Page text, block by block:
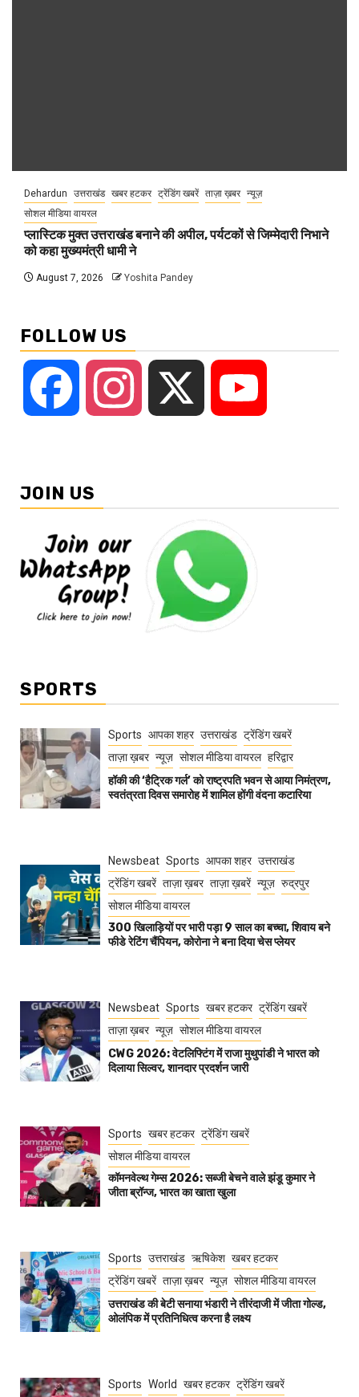
Dehardun उत्तराखंड खबर हटकर ट्रेंडिंग खबरें ताज़ा ख़बर न्यूज़
सोशल मीडिया वायरल
प्लास्टिक मुक्त उत्तराखंड बनाने की अपील, पर्यटकों से जिम्मेदारी निभाने
को कहा मुख्यमंत्री धामी ने
August 7, 2026 Yoshita Pandey
FOLLOW US
Facebook Instagram
JOIN US
SPORTS
Sports आपका शहर उत्तराखंड ट्रेंडिंग खबरें
ताज़ा ख़बर न्यूज़ सोशल मीडिया वायरल हरिद्वार
हॉकी की ‘हैट्रिक गर्ल’ को राष्ट्रपति भवन से आया निमंत्रण,
स्वतंत्रता दिवस समारोह में शामिल होंगी वंदना कटारिया
Newsbeat Sports आपका शहर उत्तराखंड
ट्रेंडिंग खबरें ताज़ा ख़बर ताज़ा ख़बरें न्यूज़ रुद्रपुर
सोशल मीडिया वायरल
300 खिलाड़ियों पर भारी पड़ा 9 साल का बच्चा, शिवाय बने
फीडे रेटिंग चैंपियन, कोरोना ने बना दिया चेस प्लेयर
Newsbeat Sports खबर हटकर ट्रेंडिंग खबरें
ताज़ा ख़बर न्यूज़ सोशल मीडिया वायरल
CWG 2026: वेटलिफ्टिंग में राजा मुथुपांडी ने भारत को
दिलाया सिल्वर, शानदार प्रदर्शन जारी
Sports खबर हटकर ट्रेंडिंग खबरें
सोशल मीडिया वायरल
कॉमनवेल्थ गेम्स 2026: सब्जी बेचने वाले झंडू कुमार ने
जीता ब्रॉन्ज, भारत का खाता खुला
Sports उत्तराखंड ऋषिकेश खबर हटकर
ट्रेंडिंग खबरें ताज़ा ख़बर न्यूज़ सोशल मीडिया वायरल
उत्तराखंड की बेटी सनाया भंडारी ने तीरंदाजी में जीता गोल्ड,
ओलंपिक में प्रतिनिधित्व करना है लक्ष्य
Sports World खबर हटकर ट्रेंडिंग खबरें